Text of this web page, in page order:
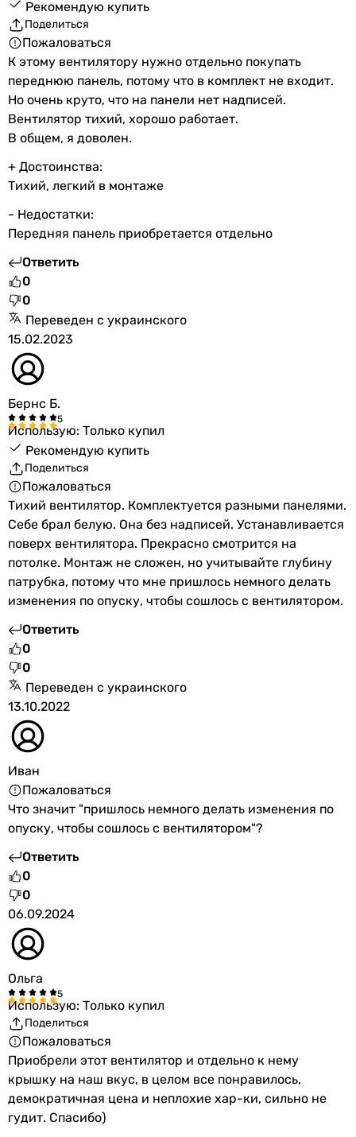
Рекомендую купить
Поделиться
Пожаловаться
К этому вентилятору нужно отдельно покупать
переднюю панель, потому что в комплект не входит.
Но очень круто, что на панели нет надписей.
Вентилятор тихий, хорошо работает.
В общем, я доволен.
+ Достоинства:
Тихий, легкий в монтаже
- Недостатки:
Передняя панель приобретается отдельно
Ответить
0
0
Переведен с украинского
15.02.2023
Бернс Б.
Использую: Только купил
Рекомендую купить
Поделиться
Пожаловаться
Тихий вентилятор. Комплектуется разными панелями.
Себе брал белую. Она без надписей. Устанавливается
поверх вентилятора. Прекрасно смотрится на
потолке. Монтаж не сложен, но учитывайте глубину
патрубка, потому что мне пришлось немного делать
изменения по опуску, чтобы сошлось с вентилятором.
Ответить
0
0
Переведен с украинского
13.10.2022
Иван
Пожаловаться
Что значит "пришлось немного делать изменения по
опуску, чтобы сошлось с вентилятором"?
Ответить
0
0
06.09.2024
Ольга
Использую: Только купил
Поделиться
Пожаловаться
Приобрели этот вентилятор и отдельно к нему
крышку на наш вкус, в целом все понравилось,
демократичная цена и неплохие хар-ки, сильно не
гудит. Спасибо)